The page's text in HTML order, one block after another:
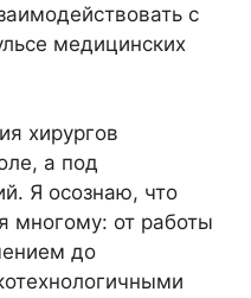
с
медицинских
хирургов
а под
Я осознаю, что
многому: от работы
до